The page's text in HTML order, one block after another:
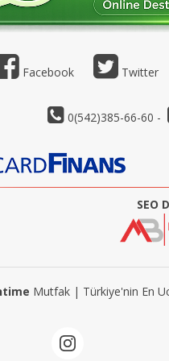
Facebook Twitter
0(542)385-66-60 -
SEO
Mutfak | Türkiye'nin En